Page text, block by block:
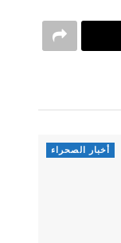
أخبار الصحراء